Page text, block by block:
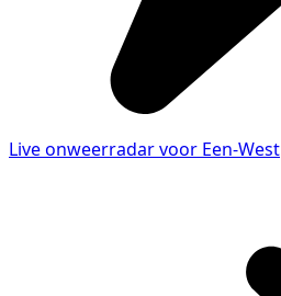
Live onweerradar voor Een-West